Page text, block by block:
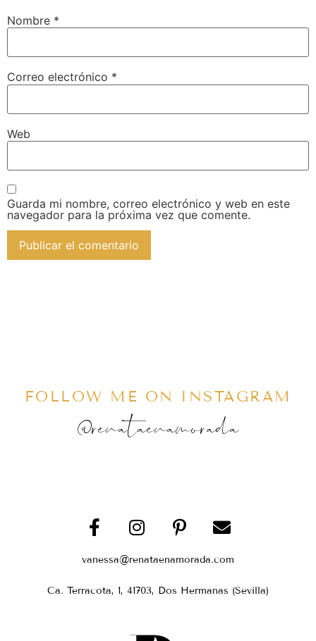
Nombre *
Correo electrónico *
Web
Guarda mi nombre, correo electrónico y web en este
navegador para la próxima vez que comente.
FOLLOW ME ON INSTAGRAM
@renataenamorada
vanessa@renataenamorada.com
Ca. Terracota, 1, 41703, Dos Hermanas (Sevilla)